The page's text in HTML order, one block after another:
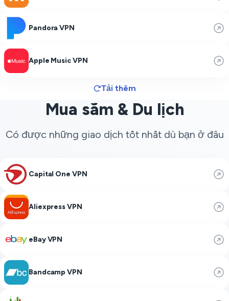
Pandora VPN
Apple Music VPN
Tải thêm
Mua sắm & Du lịch
Có được những giao dịch tốt nhất dù bạn ở đâu
Capital One VPN
Aliexpress VPN
eBay VPN
Bandcamp VPN